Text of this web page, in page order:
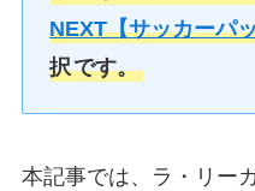
NEXT【サッカーパ
択です。
本記事では、ラ・リー